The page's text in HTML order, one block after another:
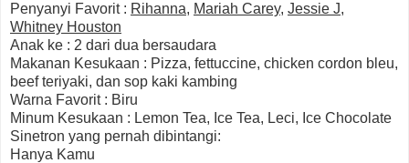
Penyanyi Favorit : Rihanna, Mariah Carey, Jessie J,
Whitney Houston
Anak ke : 2 dari dua bersaudara
Makanan Kesukaan : Pizza, fettuccine, chicken cordon bleu,
beef teriyaki, dan sop kaki kambing
Warna Favorit : Biru
Minum Kesukaan : Lemon Tea, Ice Tea, Leci, Ice Chocolate
Sinetron yang pernah dibintangi:
Hanya Kamu